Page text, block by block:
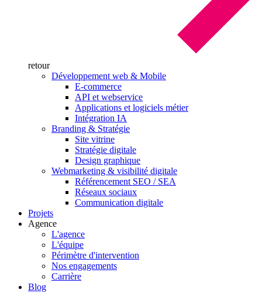
retour
Développement web & Mobile
E-commerce
API et webservice
Applications et logiciels métier
Intégration IA
Branding & Stratégie
Site vitrine
Stratégie digitale
Design graphique
Webmarketing & visibilité digitale
Référencement SEO / SEA
Réseaux sociaux
Communication digitale
Projets
Agence
L'agence
L'équipe
Périmètre d'intervention
Nos engagements
Carrière
Blog